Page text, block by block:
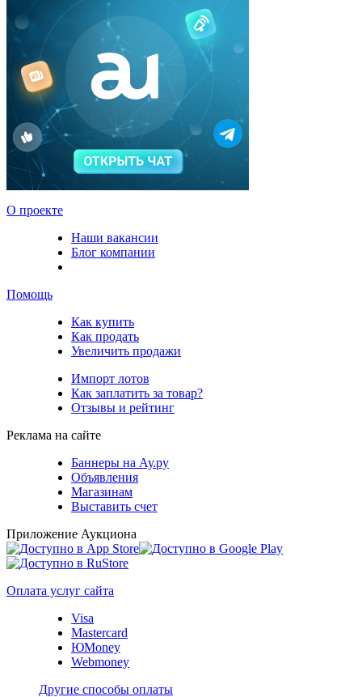
О проекте
Наши вакансии
Блог компании
Помощь
Как купить
Как продать
Увеличить продажи
Импорт лотов
Как заплатить за товар?
Отзывы и рейтинг
Реклама на сайте
Баннеры на Ау.ру
Объявления
Магазинам
Выставить счет
Приложение Аукциона
Оплата услуг сайта
Visa
Mastercard
ЮMoney
Webmoney
Другие способы оплаты